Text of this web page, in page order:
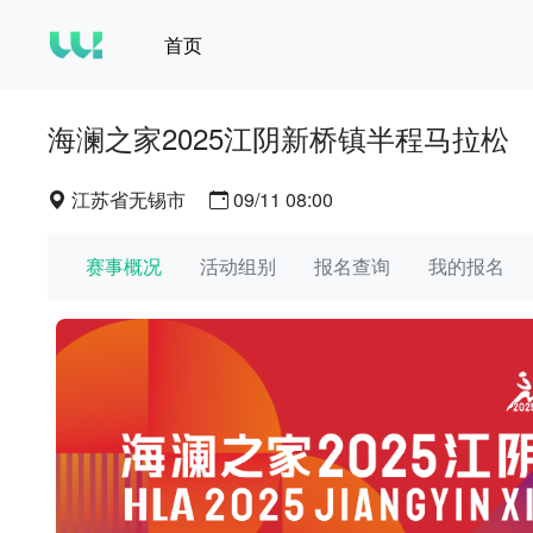
首页
海澜之家2025江阴新桥镇半程马拉松
江苏省无锡市 09/11 08:00
赛事概况 活动组别 报名查询 我的报名